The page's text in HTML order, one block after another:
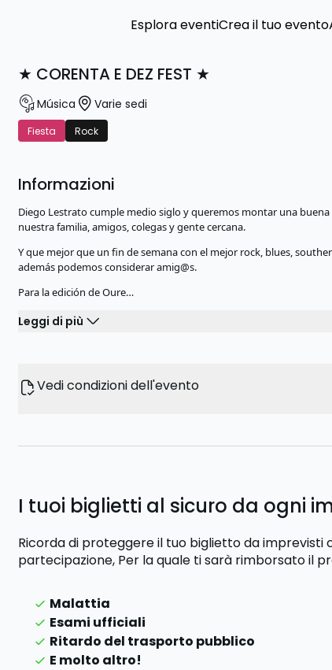
Esplora eventiCrea il tuo evento
★ CORENTA E DEZ FEST ★
Música Varie sedi
Fiesta Rock
Informazioni
Diego Lestrato cumple medio siglo y queremos montar una
nuestra familia, amigos, colegas y gente cercana.
Y que mejor que un fin de semana con el mejor rock, blues,
además podemos considerar amig@s.
Para la edición de Oure…
Leggi di più
Vedi condizioni dell'evento
I tuoi biglietti al sicuro da ogni
Ricorda di proteggere il tuo biglietto da
partecipazione, Per la quale ti sarà rimborsato il
Malattia
Esami ufficiali
Ritardo del trasporto pubblico
E molto altro!